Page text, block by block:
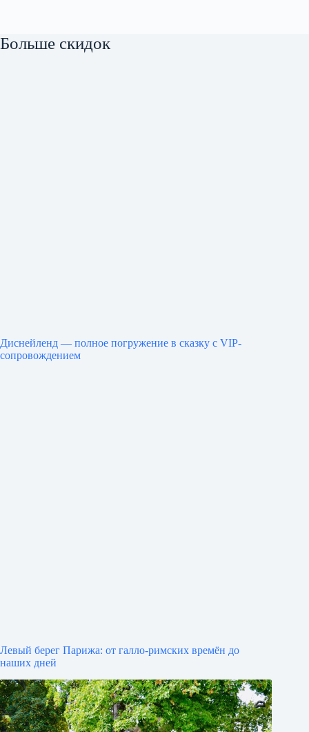
Больше скидок
Диснейленд — полное погружение в сказку с VIP-
сопровождением
Левый берег Парижа: от галло-римских времён до
наших дней